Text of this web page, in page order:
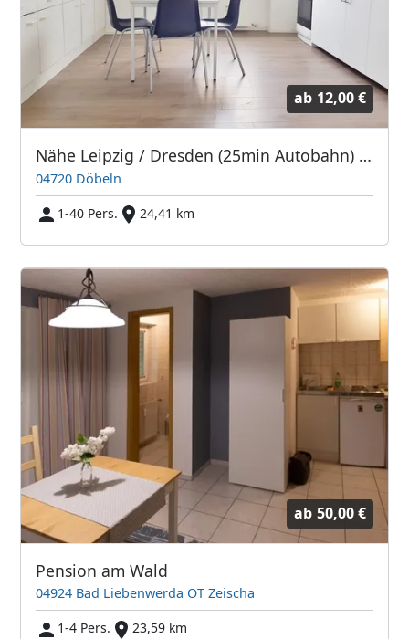
ab 12,00 €
Nähe Leipzig / Dresden (25min Autobahn) große Wohnungen
04720 Döbeln
1-40 Pers.
24,41 km
ab 50,00 €
Pension am Wald
04924 Bad Liebenwerda OT Zeischa
1-4 Pers.
23,59 km